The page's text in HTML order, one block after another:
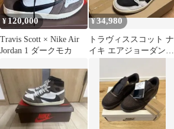
¥120,000
Travis Scott × Nike Air
Jordan 1 ダークモカ
¥34,980
トラヴィススコット ナ
イキ エアジョーダン1